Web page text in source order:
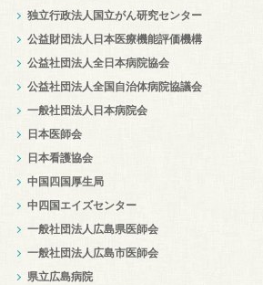
独立行政法人国立がん研究センター
公益財団法人日本医療機能評価機構
公益社団法人全日本病院協会
公益社団法人全国自治体病院協議会
一般社団法人日本病院会
日本医師会
日本看護協会
中国四国厚生局
中四国エイズセンター
一般社団法人広島県医師会
一般社団法人広島市医師会
県立広島病院